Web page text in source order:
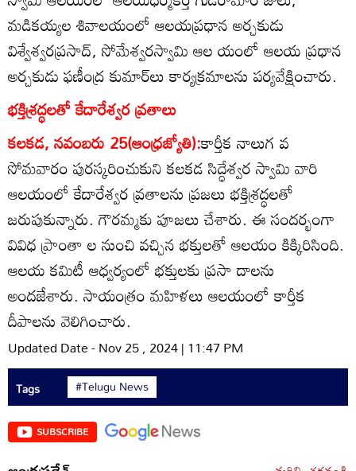
మడికయ్యల శివాలయంలో ఆలయప్రధాన అర్చకుడు
విశ్వేశ్వరప్రసాద్‌, సోమేశ్వరస్వామి ఆల యంలో ఆలయ ప్రధాన
అర్చకుడు ఫణీంద్ర కుమార్‌లు కార్యక్రమాలను పర్యవేక్షించారు.
భక్తిశ్రద్ధలతో కేదారేశ్వర వ్రతాలు
కలకడ, నవంబరు 25(ఆంధ్రజ్యోతి):కార్తీక నాలుగ వ
సోమవారం పురస్కరించుకుని కలకడ సిద్ధేశ్వర స్వామి వారి
ఆలయంలో కేదారేశ్వర వ్రతాలను ప్రజలు భక్తిశ్రద్ధలతో
జరుపుకున్నారు. గౌరమ్మకు పూజలు చేశారు. ఈ సందర్భంగా
వివిధ ప్రాంతా ల నుంచి వచ్చిన భక్తులతో ఆలయం కిక్కిరిసింది.
ఆలయ కమిటీ ఆధ్వర్యంలో భక్తులకు ప్రసా దాలను
అందజేశారు. సాయంత్రం మహిళలు ఆలయంలో కార్తీక
దీపాలను వెలిగించారు.
Updated Date - Nov 25 , 2024 | 11:47 PM
Tags #Telugu News
SUBSCRIBE